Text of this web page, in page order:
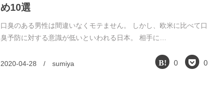
め10選
口臭のある男性は間違いなくモテません。 しかし、欧米に比べて口
臭予防に対する意識が低いといわれる日本。 相手に…
2020-04-28 / sumiya 0 0